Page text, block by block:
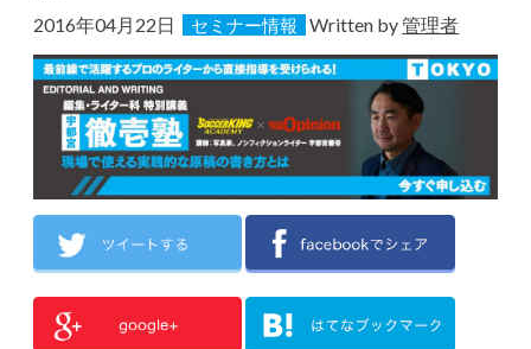
2016年04月22日 セミナー情報 Written by管理者